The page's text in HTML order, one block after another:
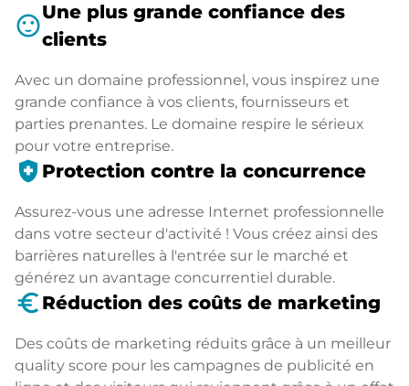
sentiment_satisfiedUne plus grande confiance des
clients
Avec un domaine professionnel, vous inspirez une
grande confiance à vos clients, fournisseurs et
parties prenantes. Le domaine respire le sérieux
pour votre entreprise.
health_and_safety Protection contre la concurrence
Assurez-vous une adresse Internet professionnelle
dans votre secteur d'activité ! Vous créez ainsi des
barrières naturelles à l'entrée sur le marché et
générez un avantage concurrentiel durable.
euro_symbol Réduction des coûts de marketing
Des coûts de marketing réduits grâce à un meilleur
quality score pour les campagnes de publicité en